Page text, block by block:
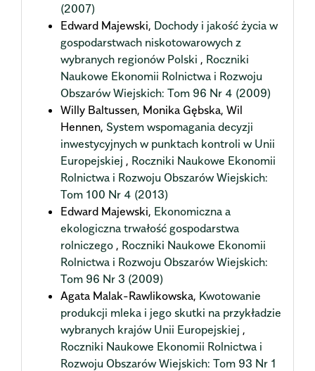
(2007)
Edward Majewski, Dochody i jakość życia w
gospodarstwach niskotowarowych z
wybranych regionów Polski , Roczniki
Naukowe Ekonomii Rolnictwa i Rozwoju
Obszarów Wiejskich: Tom 96 Nr 4 (2009)
Willy Baltussen, Monika Gębska, Wil
Hennen, System wspomagania decyzji
inwestycyjnych w punktach kontroli w Unii
Europejskiej , Roczniki Naukowe Ekonomii
Rolnictwa i Rozwoju Obszarów Wiejskich:
Tom 100 Nr 4 (2013)
Edward Majewski, Ekonomiczna a
ekologiczna trwałość gospodarstwa
rolniczego , Roczniki Naukowe Ekonomii
Rolnictwa i Rozwoju Obszarów Wiejskich:
Tom 96 Nr 3 (2009)
Agata Malak-Rawlikowska, Kwotowanie
produkcji mleka i jego skutki na przykładzie
wybranych krajów Unii Europejskiej ,
Roczniki Naukowe Ekonomii Rolnictwa i
Rozwoju Obszarów Wiejskich: Tom 93 Nr 1